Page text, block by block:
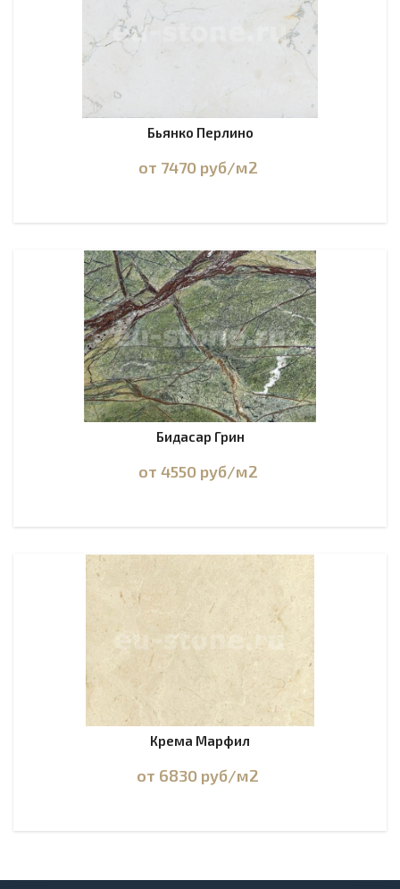
Бьянко Перлино
от 7470 руб/м2
Бидасар Грин
от 4550 руб/м2
Крема Марфил
от 6830 руб/м2